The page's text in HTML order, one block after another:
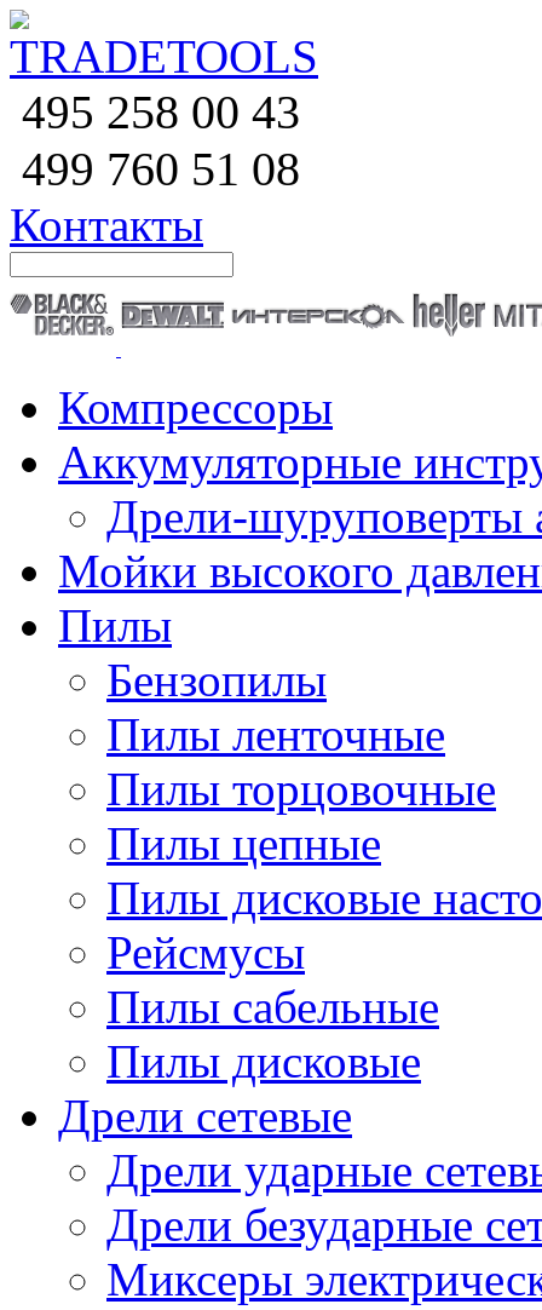
495 258 00 43
499 760 51 08
Контакты
Компрессоры
Аккумуляторные
Дрели-шуруповерты
Мойки высокого
Пилы
Бензопилы
Пилы ленточные
Пилы торцовочные
Пилы цепные
Пилы дисковые
Рейсмусы
Пилы сабельные
Пилы дисковые
Дрели сетевые
Дрели ударные
Дрели безударные
Миксеры